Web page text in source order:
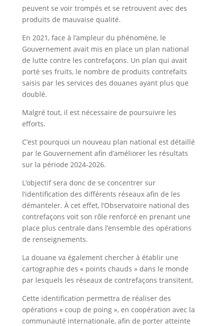
peuvent se voir trompés et se retrouvent avec des
produits de mauvaise qualité.
En 2021, face à l’ampleur du phénomène, le
Gouvernement avait mis en place un plan national
de lutte contre les contrefaçons. Un plan qui avait
porté ses fruits, le nombre de produits contrefaits
saisis par les services des douanes ayant plus que
doublé.
Malgré tout, il est nécessaire de poursuivre les
efforts.
C’est pourquoi un nouveau plan national est détaillé
par le Gouvernement afin d’améliorer les résultats
sur la période 2024-2026.
L’objectif sera donc de se concentrer sur
l’identification des différents réseaux afin de les
démanteler. À cet effet, l’Observatoire national des
contrefaçons voit son rôle renforcé en prenant une
place plus centrale dans l’ensemble des opérations
de renseignements.
La douane va également chercher à établir une
cartographie des « points chauds » dans le monde
par lesquels les réseaux de contrefaçons transitent.
Cette identification permettra de réaliser des
opérations « coup de poing », en coopération avec la
communauté internationale, afin de porter atteinte